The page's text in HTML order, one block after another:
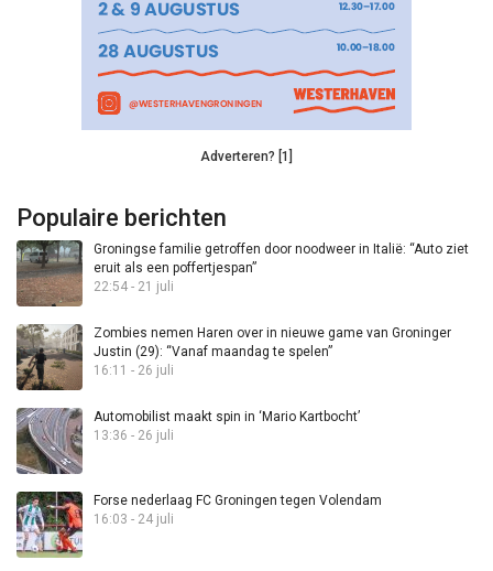
Adverteren? [1]
Populaire berichten
Groningse familie getroffen door noodweer in Italië: “Auto ziet
eruit als een poffertjespan”
22:54 - 21 juli
Zombies nemen Haren over in nieuwe game van Groninger
Justin (29): “Vanaf maandag te spelen”
16:11 - 26 juli
Automobilist maakt spin in ‘Mario Kartbocht’
13:36 - 26 juli
Forse nederlaag FC Groningen tegen Volendam
16:03 - 24 juli